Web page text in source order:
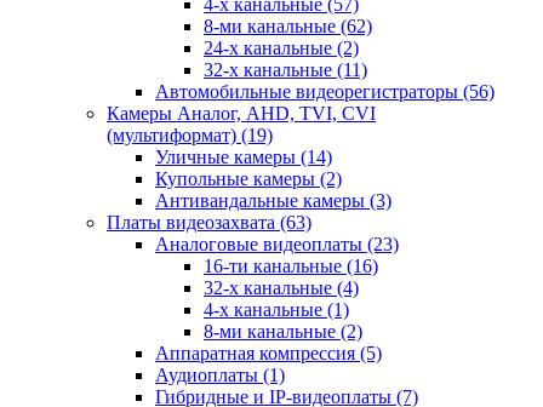
4-х канальные (57)
8-ми канальные (62)
24-х канальные (2)
32-х канальные (11)
Автомобильные видеорегистраторы (56)
Камеры Аналог, AHD, TVI, CVI
(мультиформат) (19)
Уличные камеры (14)
Купольные камеры (2)
Антивандальные камеры (3)
Платы видеозахвата (63)
Аналоговые видеоплаты (23)
16-ти канальные (16)
32-х канальные (4)
4-х канальные (1)
8-ми канальные (2)
Аппаратная компрессия (5)
Аудиоплаты (1)
Гибридные и IP-видеоплаты (7)